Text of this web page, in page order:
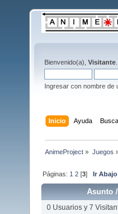
Bienvenido(a), Visitante
Ingresar con nombre de
Inicio Ayuda
AnimeProject » Juegos
Páginas: 1 2 [3]Ir Abajo
Asunto
0 Usuarios y 7